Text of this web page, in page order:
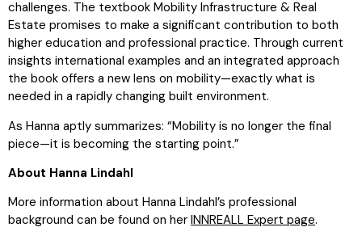
challenges. The textbook Mobility Infrastructure & Real
Estate promises to make a significant contribution to both
higher education and professional practice. Through current
insights international examples and an integrated approach
the book offers a new lens on mobility—exactly what is
needed in a rapidly changing built environment.
As Hanna aptly summarizes: “Mobility is no longer the final
piece—it is becoming the starting point.”
About Hanna Lindahl
More information about Hanna Lindahl’s professional
background can be found on her INNREALL Expert page.